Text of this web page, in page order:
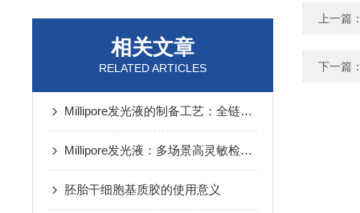
相关文章
RELATED ARTICLES
Millipore发光液的制备工艺：全链路质控保障检测性能稳定
Millipore发光液：多场景高灵敏检测的核心试剂支撑
胚胎干细胞基质胶的使用意义
上一篇
下一篇